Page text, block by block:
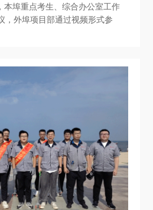
本埠重点考生、综合办公室工作
，外埠项目部通过视频形式参